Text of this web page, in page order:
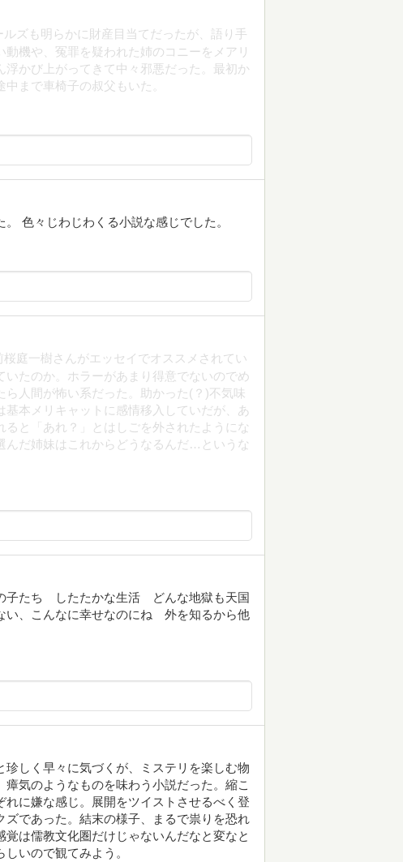
ズも明らかに財産目当てだったが、語り手
機や、冤罪を疑われた姉のコニーをメアリ
かび上がってきて中々邪悪だった。最初か
まで車椅子の叔父もいた。
色々じわじわくる小説な感じでした。
庭一樹さんがエッセイでオススメされてい
たのか。ホラーがあまり得意でないのでめ
人間が怖い系だった。助かった(？)不気味
本メリキャットに感情移入していだが、あ
と「あれ？」とはしごを外されたようにな
んだ姉妹はこれからどうなるんだ…というな
子たち したたかな生活 どんな地獄も天国
、こんなに幸せなのにね 外を知るから他
しく早々に気づくが、ミステリを楽しむ物
気のようなものを味わう小説だった。縮こ
に嫌な感じ。展開をツイストさせるべく登
であった。結末の様子、まるで祟りを恐れ
は儒教文化圏だけじゃないんだなと変なと
いので観てみよう。